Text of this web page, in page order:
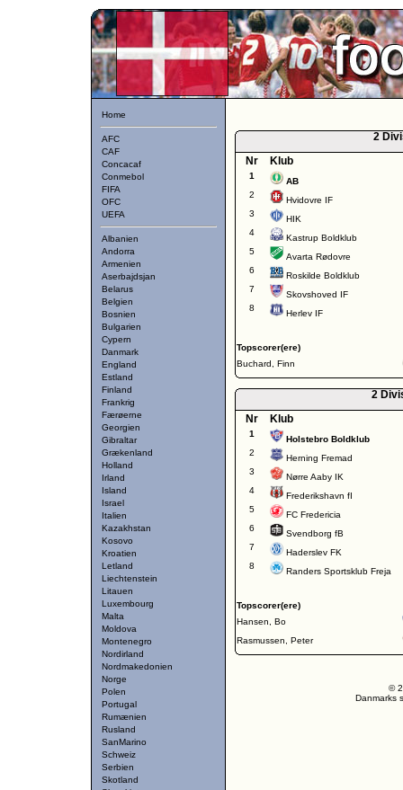
Home
AFC
CAF
Concacaf
Conmebol
FIFA
OFC
UEFA
Albanien
Andorra
Armenien
Aserbajdsjan
Belarus
Belgien
Bosnien
Bulgarien
Cypern
Danmark
England
Estland
Finland
Frankrig
Færøerne
Georgien
Gibraltar
Grækenland
Holland
Irland
Island
Israel
Italien
Kazakhstan
Kosovo
Kroatien
Letland
Liechtenstein
Litauen
Luxembourg
Malta
Moldova
Montenegro
Nordirland
Nordmakedonien
Norge
Polen
Portugal
Rumænien
Rusland
SanMarino
Schweiz
Serbien
Skotland
2
Nr
Klub
1
AB
2
Hvidovre IF
3
HIK
4
Kastrup Boldklub
5
Avarta Rødovre
6
Roskilde Boldklub
7
Skovshoved IF
8
Herlev IF
Topscorer(ere)
Buchard, Finn
2
Nr
Klub
1
Holstebro Boldklub
2
Herning Fremad
3
Nørre Aaby IK
4
Frederikshavn fI
5
FC Fredericia
6
Svendborg fB
7
Haderslev FK
8
Randers Sportsklub Freja
Topscorer(ere)
Hansen, Bo
Rasmussen, Peter
©
Danmarks